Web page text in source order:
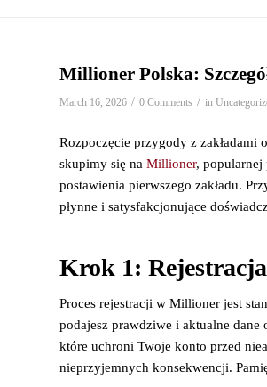
Millioner Polska:
March 16, 2026 / 0 Comments / in
Rozpoczęcie przygody z
skupimy się na Millioner, popularnej
postawienia pierwszego zakładu.
płynne i satysfakcjonujące
Krok 1:
Proces rejestracji w Millioner jest
podajesz prawdziwe i aktualne dane
które uchroni Twoje konto przed
nieprzyjemnych konsekwencji.